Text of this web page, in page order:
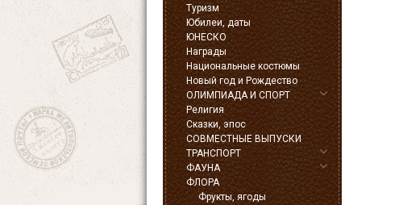
Туризм
Юбилеи, даты
ЮНЕСКО
Награды
Национальные костюмы
Новый год и Рождество
ОЛИМПИАДА И СПОРТ
Религия
Сказки, эпос
СОВМЕСТНЫЕ ВЫПУСКИ
ТРАНСПОРТ
ФАУНА
ФЛОРА
Фрукты, ягоды